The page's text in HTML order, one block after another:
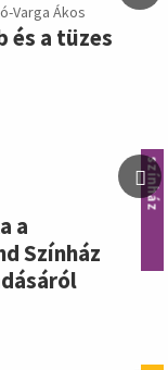
Varga Ákos
és a tüzes
színház
a
Színház